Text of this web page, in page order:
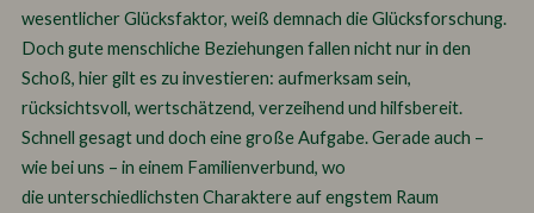
wesentlicher Glücksfaktor, weiß demnach die Glücksforschung.
Doch gute menschliche Beziehungen fallen nicht nur in den
Schoß, hier gilt es zu investieren: aufmerksam sein,
rücksichtsvoll, wertschätzend, verzeihend und hilfsbereit.
Schnell gesagt und doch eine große Aufgabe. Gerade auch –
wie bei uns – in einem Familienverbund, wo
die unterschiedlichsten Charaktere auf engstem Raum